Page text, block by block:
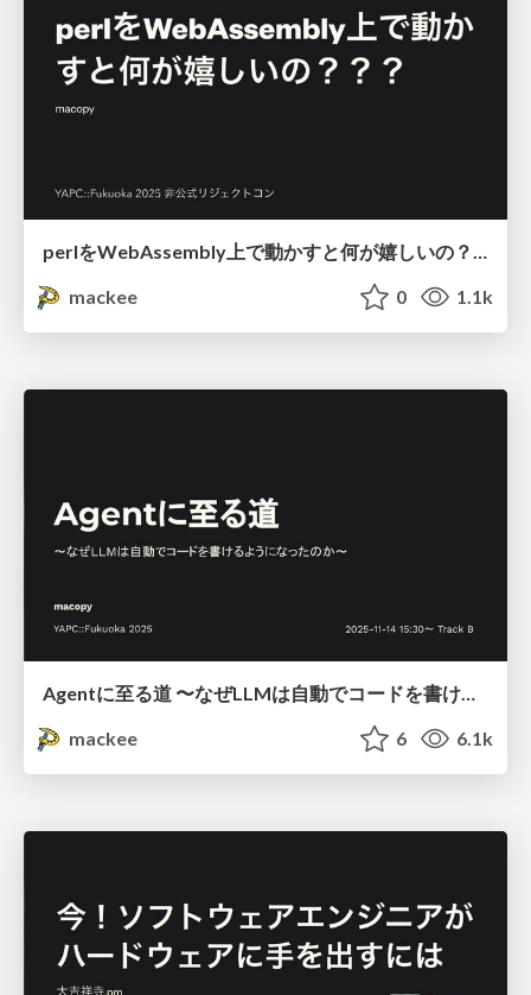
mackee
0 1.1k
Agentに至る道 〜なぜLLMは自動でコードを書けるようになったのか〜
mackee
6 6.1k